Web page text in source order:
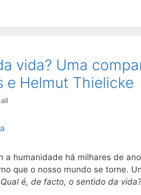
vida? Uma
e Helmut Thielicke
a humanidade há milhares de
que o nosso mundo se torne.
Qual é, de facto, o sentido da